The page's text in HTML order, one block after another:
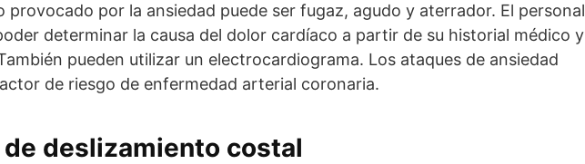
provocado por la ansiedad puede ser fugaz, agudo y aterrador. El personal
determinar la causa del dolor cardíaco a partir de su historial médico y
pueden utilizar un electrocardiograma. Los ataques de ansiedad
de riesgo de enfermedad arterial coronaria.
deslizamiento costal